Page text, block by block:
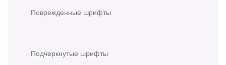
Поврежденные шрифты
Подчеркнутые шрифты